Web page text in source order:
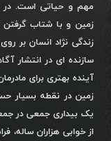
مهم و حیاتی است. در
زمین و با شتاب
زندگی نژاد انسان بر
سازنده ای در انتشار
آینده بهتری برای
زمین در نقطه بسیار
یک بیداری جمعی در
از خوابی هزاران ساله،